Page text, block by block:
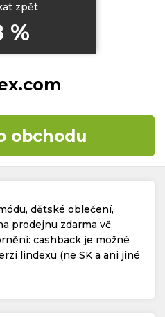
Všechna práva vyhrazena.
zpět
%
obchodu
dětské oblečení,
prodejnu zdarma vč.
cashback je možné
lindexu (ne SK a ani jiné